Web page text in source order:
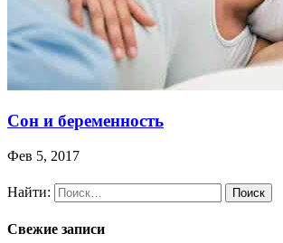
Сон и беременность
Фев 5, 2017
Найти:
Свежие записи